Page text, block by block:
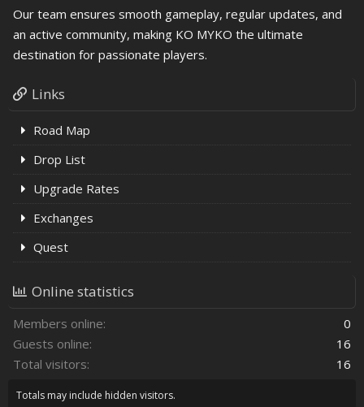
Our team ensures smooth gameplay, regular updates, and
an active community, making KO MYKO the ultimate
destination for passionate players.
Links
Road Map
Drop List
Upgrade Rates
Exchanges
Quest
Online statistics
Members online
0
Guests online
16
Total visitors
16
Totals may include hidden visitors.